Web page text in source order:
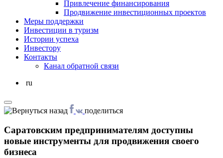
Привлечение финансирования
Продвижение инвестиционных проектов
Меры поддержки
Инвестиции в туризм
Истории успеха
Инвестору
Контакты
Канал обратной связи
ru
поделиться
Саратовским предпринимателям доступны
новые инструменты для продвижения своего
бизнеса